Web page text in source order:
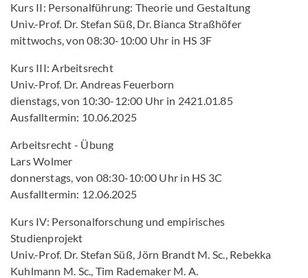
Kurs II: Personalführung: Theorie und Gestaltung
Univ.-Prof. Dr. Stefan Süß, Dr. Bianca Straßhöfer
mittwochs, von 08:30-10:00 Uhr in HS 3F
Kurs III: Arbeitsrecht
Univ.-Prof. Dr. Andreas Feuerborn
dienstags, von 10:30-12:00 Uhr in 2421.01.85
Ausfalltermin: 10.06.2025
Arbeitsrecht - Übung
Lars Wolmer
donnerstags, von 08:30-10:00 Uhr in HS 3C
Ausfalltermin: 12.06.2025
Kurs IV: Personalforschung und empirisches
Studienprojekt
Univ.-Prof. Dr. Stefan Süß, Jörn Brandt M. Sc., Rebekka
Kuhlmann M. Sc., Tim Rademaker M. A.